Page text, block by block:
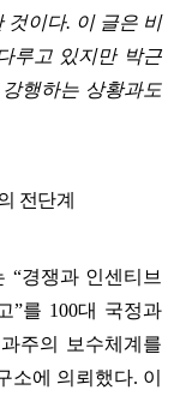
것이다. 이 글은 비
루고 있지만 박근
행하는 상황과도
전단계
“경쟁과 인센티브
”를 100대 국정과
주의 보수체계를
소에 의뢰했다. 이